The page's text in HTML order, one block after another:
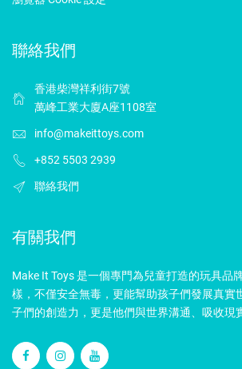
聯絡我們
香港柴灣祥利街7號
萬峰工業大廈A座1108室
info@makeittoys.com
+852 5503 2939
聯絡我們
有關我們
Make It Toys 是一個專門為兒童打造的玩具品
樣，不僅安全無毒，更能幫助孩子們發展真實
子們的創造力，更是他們與世界溝通、吸收現